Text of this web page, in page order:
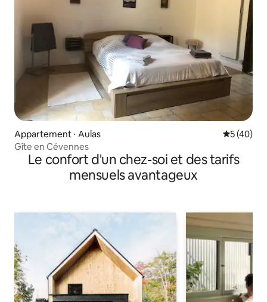
Appartement ⋅ Aulas
5 (40)
Gîte en Cévennes
Le confort d'un chez-soi et des tarifs
mensuels avantageux